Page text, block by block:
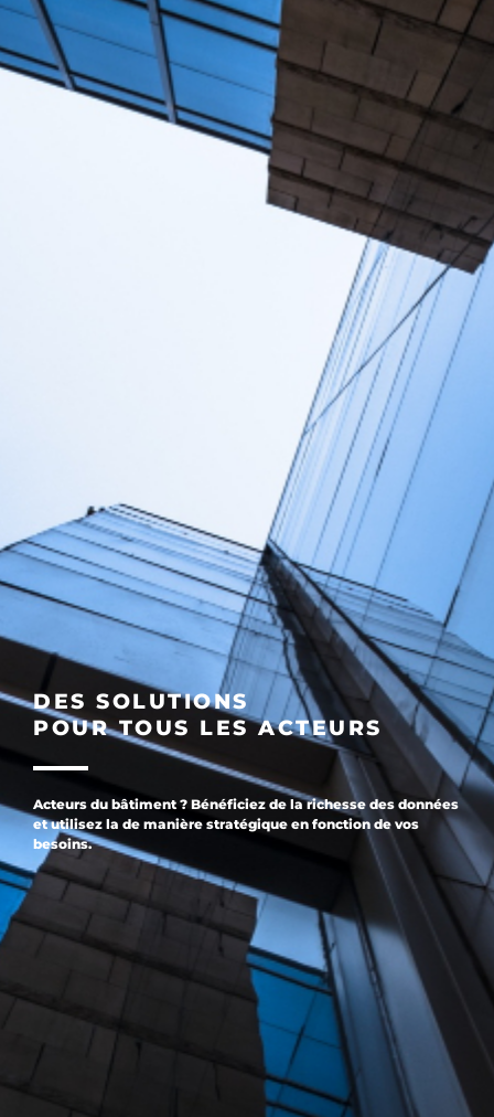
DES SOLUTIONS
POUR TOUS LES ACTEURS
Acteurs du bâtiment ? Bénéficiez de la richesse des données
et utilisez la de manière stratégique en fonction de vos
besoins.